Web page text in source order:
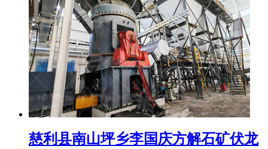
慈利县南山坪乡李国庆方解石矿伏龙